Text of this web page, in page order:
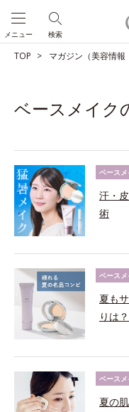
検索
メニュー
TOP マガジン（美容情報
ベースメイク
ベースメ
汗・
術
ベースメ
夏も
りは？
ベースメ
夏の